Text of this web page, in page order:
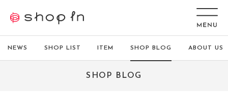
NEWS SHOP LIST ITEM SHOP BLOG ABOUT US
SHOP BLOG